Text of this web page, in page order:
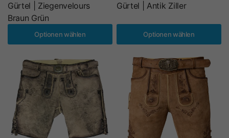
Gürtel | Ziegenvelours
Braun Grün
Optionen wählen
Gürtel | Antik Ziller
Optionen wählen